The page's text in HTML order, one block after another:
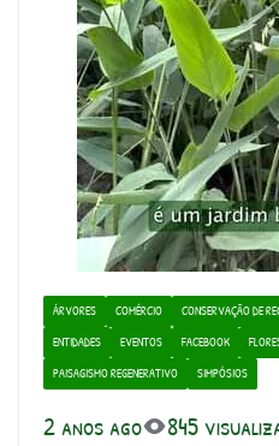
ÁRVORES COMÉRCIO CONSERVAÇÃO DE
ENTIDADES
EVENTOS FACEBOOK
PAISAGISMO REGENERATIVO
SIMPÓSIOS
2 anos ago 845